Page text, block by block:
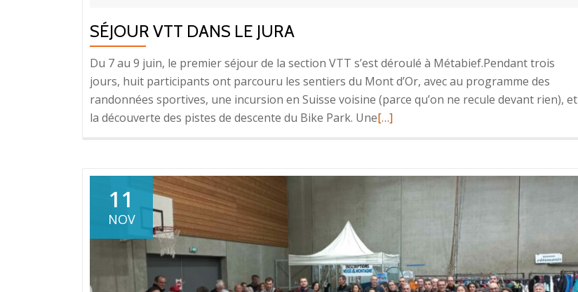
SÉJOUR VTT DANS LE JURA
Du 7 au 9 juin, le premier séjour de la section VTT s’est déroulé à Métabief.Pendant trois
jours, huit participants ont parcouru les sentiers du Mont d’Or, avec au programme des
randonnées sportives, une incursion en Suisse voisine (parce qu’on ne recule devant rien), et
la découverte des pistes de descente du Bike Park. UneEn
VTT
[…]
11
NOV